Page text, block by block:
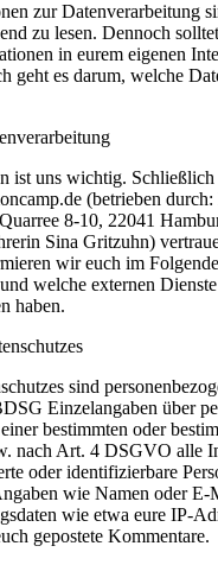
zur Datenverarbeitung
zu lesen. Dennoch
in eurem eigenen
geht es darum, welche
ist uns wichtig.
(betrieben
8-10, 22041
Sina Gritzuhn)
wir euch im
welche externen
haben.
sind
Einzelangaben über
bestimmten oder
nach Art. 4 DSGVO alle
oder identifizierbare
wie Namen oder E-
wie etwa eure IP-
gepostete Kommentare.